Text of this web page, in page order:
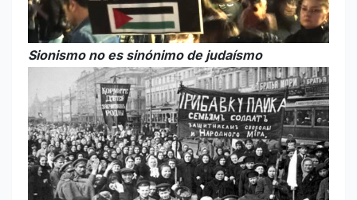
Sionismo no es sinónimo de judaísmo